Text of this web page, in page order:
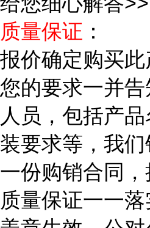
质量保证 ：
报价确定购买
您的要求一并
人员，包括产
装要求等，我
一份购销合同
质量保证一一落